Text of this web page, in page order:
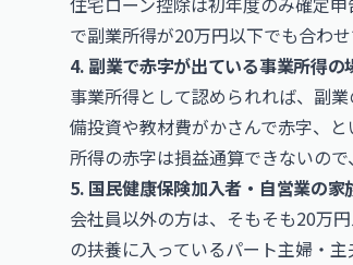
で副業所得が20万円以下でも合わせ
4. 副業で赤字が出ている事業所得の
事業所得として認められれば、副
備投資や教材費がかさんで赤字、
所得の赤字は損益通算できないの
5. 国民健康保険加入者・自営業の家
会社員以外の方は、そもそも20万
の扶養に入っているパート主婦・